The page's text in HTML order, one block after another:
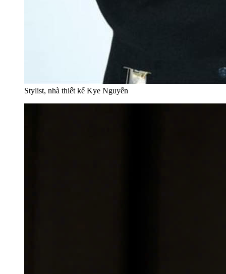
Stylist, nhà thiết kế Kye Nguyễn